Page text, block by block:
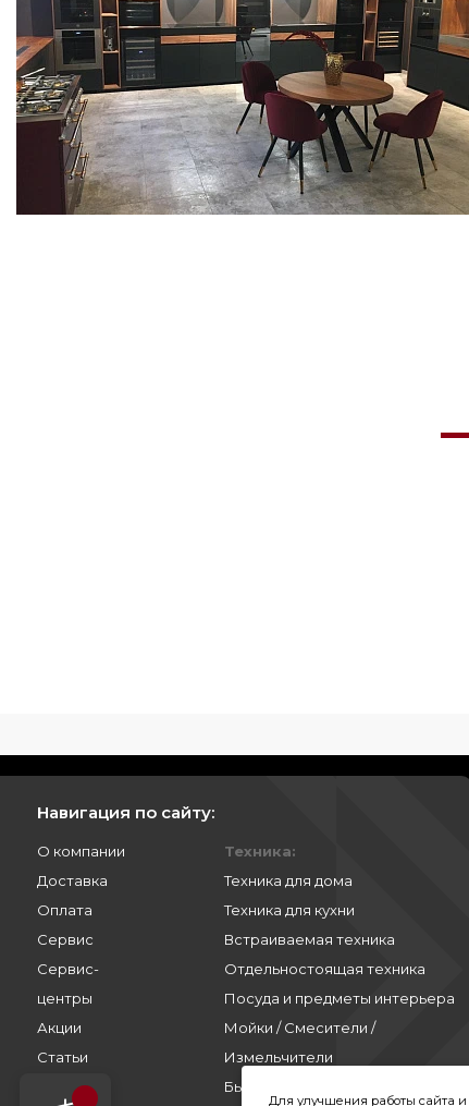
Навигация по сайту:
О компании
Доставка
Оплата
Сервис
Сервис-
центры
Акции
Статьи
Контакты
Техника:
Техника для дома
Техника для кухни
Встраиваемая техника
Отдельностоящая техника
Посуда и предметы интерьера
Мойки / Смесители /
Измельчители
Бытовая химия
Для улучшения работы сайта